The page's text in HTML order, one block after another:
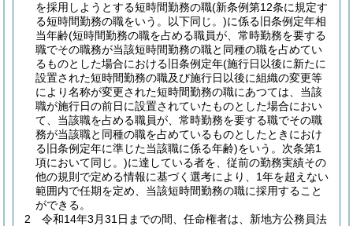
を採用しようとする短時間勤務の職(新条例第12条に規定す
る短時間勤務の職をいう。以下同じ。)に係る旧条例定年相
当年齢(短時間勤務の職を占める職員が、常時勤務を要する
職でその職務が当該短時間勤務の職と同種の職を占めてい
るものとした場合における旧条例定年(施行日以後に新たに
設置された短時間勤務の職及び施行日以後に組織の変更等
により名称が変更された短時間勤務の職にあつては、当該
職が施行日の前日に設置されていたものとした場合におい
て、当該職を占める職員が、常時勤務を要する職でその職
務が当該職と同種の職を占めているものとしたときにおけ
る旧条例定年に準じた当該職に係る年齢)をいう。次条第1
項において同じ。)に達している者を、従前の勤務実績その
他の規則で定める情報に基づく選考により、1年を超えない
範囲内で任期を定め、当該短時間勤務の職に採用すること
ができる。
2
令和14年3月31日までの間、任命権者は、新地方公務員法